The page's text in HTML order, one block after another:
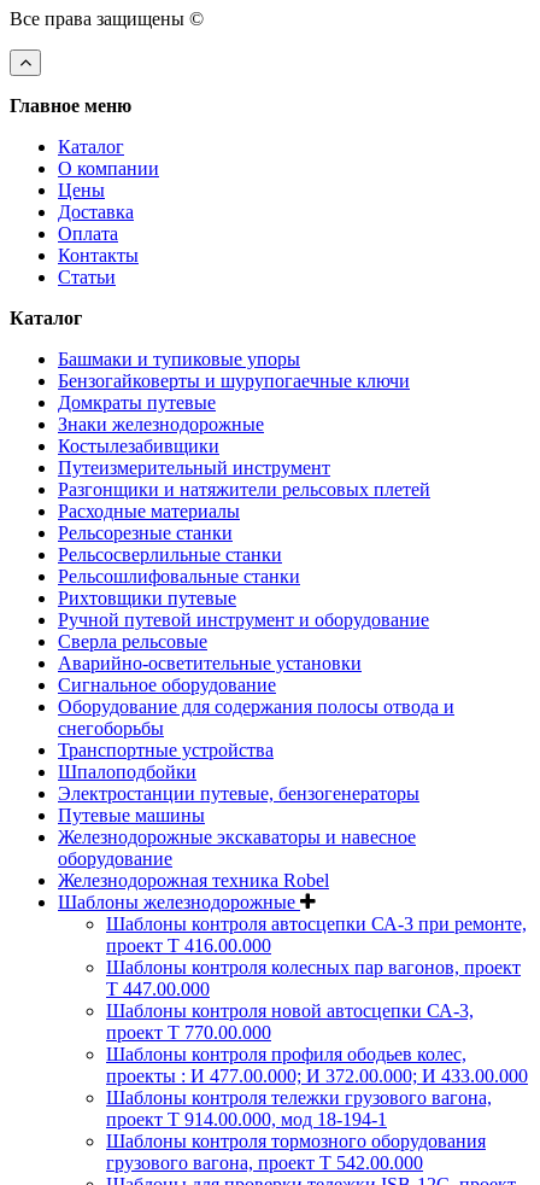
Все права защищены ©
Главное меню
Каталог
О компании
Цены
Доставка
Оплата
Контакты
Статьи
Каталог
Башмаки и тупиковые упоры
Бензогайковерты и шурупогаечные ключи
Домкраты путевые
Знаки железнодорожные
Костылезабивщики
Путеизмерительный инструмент
Разгонщики и натяжители рельсовых плетей
Расходные материалы
Рельсорезные станки
Рельсосверлильные станки
Рельсошлифовальные станки
Рихтовщики путевые
Ручной путевой инструмент и оборудование
Сверла рельсовые
Аварийно-осветительные установки
Сигнальное оборудование
Оборудование для содержания полосы отвода и
снегоборьбы
Транспортные устройства
Шпалоподбойки
Электростанции путевые, бензогенераторы
Путевые машины
Железнодорожные экскаваторы и навесное
оборудование
Железнодорожная техника Robel
Шаблоны железнодорожные
Шаблоны контроля автосцепки СА-3 при ремонте,
проект Т 416.00.000
Шаблоны контроля колесных пар вагонов, проект
Т 447.00.000
Шаблоны контроля новой автосцепки СА-3,
проект Т 770.00.000
Шаблоны контроля профиля ободьев колес,
проекты : И 477.00.000; И 372.00.000; И 433.00.000
Шаблоны контроля тележки грузового вагона,
проект Т 914.00.000, мод 18-194-1
Шаблоны контроля тормозного оборудования
грузового вагона, проект Т 542.00.000